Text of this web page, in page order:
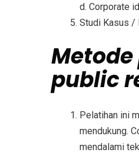
d. Corporate
Studi Kasus /
Metode
public
Pelatihan ini
mendukung.
mendalami